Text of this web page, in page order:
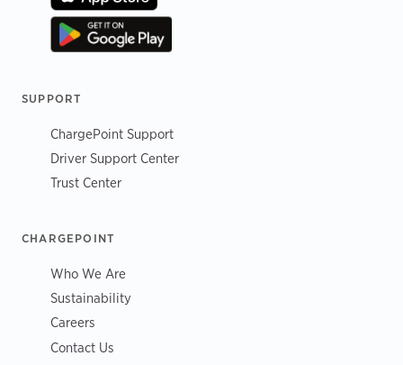
SUPPORT
ChargePoint Support
Driver Support Center
Trust Center
CHARGEPOINT
Who We Are
Sustainability
Careers
Contact Us